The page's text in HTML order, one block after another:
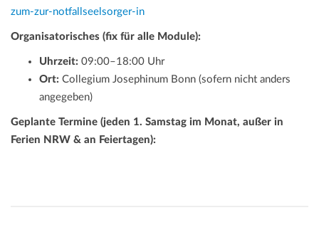
zum-zur-notfallseelsorger-in
Organisatorisches (fix für alle Module):
Uhrzeit: 09:00–18:00 Uhr
Ort: Collegium Josephinum Bonn (sofern nicht anders
angegeben)
Geplante Termine (jeden 1. Samstag im Monat, außer in
Ferien NRW & an Feiertagen):